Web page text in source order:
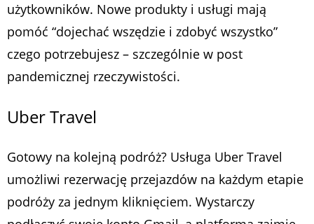
użytkowników. Nowe produkty i usługi mają
pomóć “dojechać wszędzie i zdobyć wszystko”
czego potrzebujesz – szczególnie w post
pandemicznej rzeczywistości.
Uber Travel
Gotowy na kolejną podróż? Usługa Uber Travel
umożliwi rezerwację przejazdów na każdym etapie
podróży za jednym kliknięciem. Wystarczy